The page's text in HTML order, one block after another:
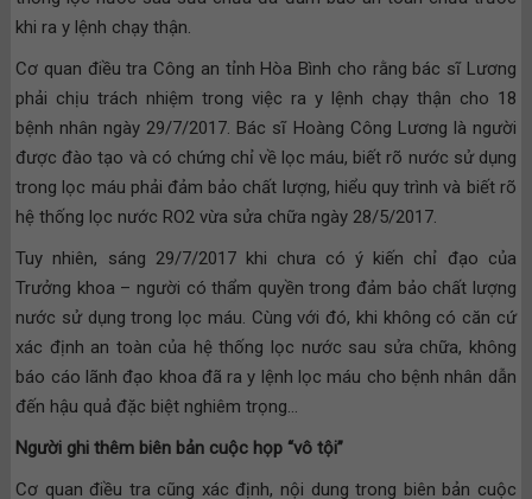
khi ra y lệnh chạy thận.
Cơ quan điều tra Công an tỉnh Hòa Bình cho rằng bác sĩ Lương
phải chịu trách nhiệm trong việc ra y lệnh chạy thận cho 18
bệnh nhân ngày 29/7/2017. Bác sĩ Hoàng Công Lương là người
được đào tạo và có chứng chỉ về lọc máu, biết rõ nước sử dụng
trong lọc máu phải đảm bảo chất lượng, hiểu quy trình và biết rõ
hệ thống lọc nước RO2 vừa sửa chữa ngày 28/5/2017.
Tuy nhiên, sáng 29/7/2017 khi chưa có ý kiến chỉ đạo của
Trưởng khoa – người có thẩm quyền trong đảm bảo chất lượng
nước sử dụng trong lọc máu. Cùng với đó, khi không có căn cứ
xác định an toàn của hệ thống lọc nước sau sửa chữa, không
báo cáo lãnh đạo khoa đã ra y lệnh lọc máu cho bệnh nhân dẫn
đến hậu quả đặc biệt nghiêm trọng…
Người ghi thêm biên bản cuộc họp “vô tội”
Cơ quan điều tra cũng xác định, nội dung trong biên bản cuộc